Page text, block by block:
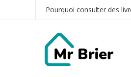
Pourquoi consulter des